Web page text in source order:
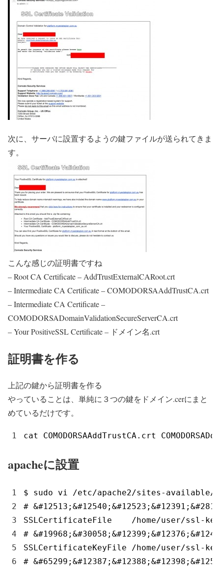
次に、サーバに設置するようの鍵ファイルが送られてきま
す。
こんな感じの証明書ですね
– Root CA Certificate – AddTrustExternalCARoot.crt
– Intermediate CA Certificate – COMODORSAAddTrustCA.crt
– Intermediate CA Certificate –
COMODORSADomainValidationSecureServerCA.crt
– Your PositiveSSL Certificate – ドメイン名.crt
証明書を作る
上記の鍵から証明書を作る
やっていることは、単純に３つの鍵をドメイン.cerにまと
めているだけです。
1 cat COMODORSAAddTrustCA. crt
apacheに設置
1
2
3
4
5
6
$ sudo vi /etc/apache2/sites - available/
#
SSLCertificateFile
/ home/user/ssl - key
#
SSLCertificateKeyFile
/ home/user/ssl - key
#